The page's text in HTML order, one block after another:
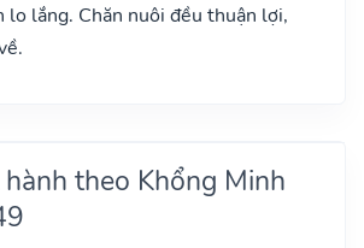
lo lắng. Chăn nuôi đều thuận lợi,
theo Khổng Minh